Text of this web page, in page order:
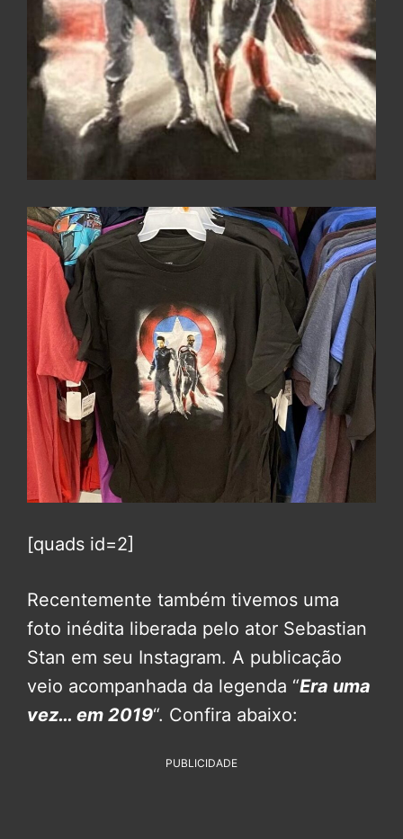
[quads id=2]
Recentemente também tivemos uma
foto inédita liberada pelo ator Sebastian
Stan em seu Instagram. A publicação
veio acompanhada da legenda “Era uma
vez… em 2019“. Confira abaixo:
PUBLICIDADE